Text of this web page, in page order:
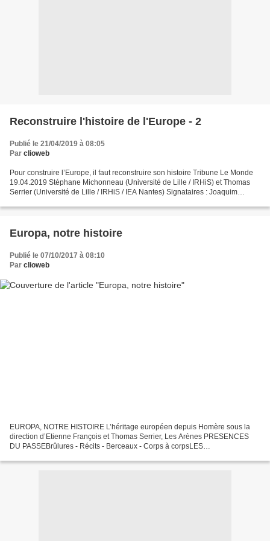
Reconstruire l'histoire de l'Europe - 2
Publié le 21/04/2019 à 08:05
Par clioweb
Pour construire l’Europe, il faut reconstruire son histoire Tribune Le Monde
19.04.2019 Stéphane Michonneau (Université de Lille / IRHiS) et Thomas
Serrier (Université de Lille / IRHiS / IEA Nantes) Signataires : Joaquim
Europa, notre histoire
Publié le 07/10/2017 à 08:10
Par clioweb
EUROPA, NOTRE HISTOIRE L’héritage européen depuis Homère sous la
direction d’Etienne François et Thomas Serrier, Les Arènes PRESENCES
DU PASSEBrûlures - Récits - Berceaux - Corps à corpsLES